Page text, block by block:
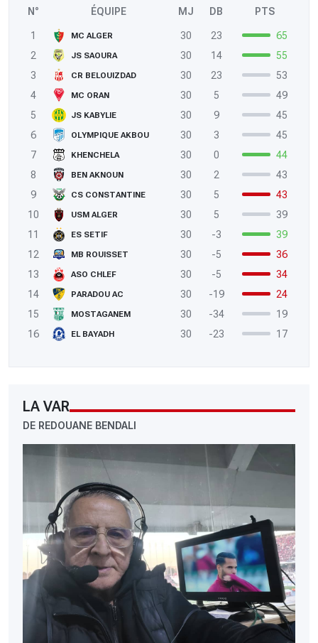
N° ÉQUIPE MJ DB PTS
1 MC ALGER 30 23
65
2
JS SAOURA 30 14
55
3
CR BELOUIZDAD 30 23
53
4
MC ORAN 30 5
49
5
JS KABYLIE 30 9
45
6
OLYMPIQUE AKBOU 30 3
45
7
KHENCHELA 30 0
44
8
BEN AKNOUN 30 2
43
9
CS CONSTANTINE 30 5
43
10
USM ALGER 30 5
39
11
ES SETIF 30 -3
39
12
MB ROUISSET 30 -5
36
13
ASO CHLEF 30 -5
34
14
PARADOU AC 30 -19
24
15
MOSTAGANEM 30 -34
19
16
EL BAYADH 30 -23 17
LA VAR
DE REDOUANE BENDALI